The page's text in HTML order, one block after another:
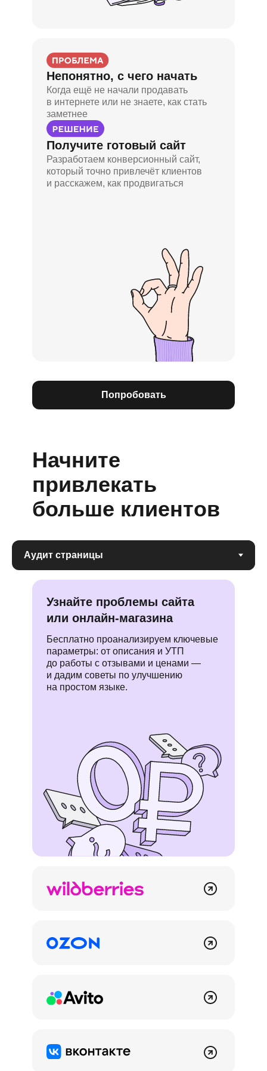
Непонятно, с чего начать
Когда ещё не начали продавать
в интернете или не знаете, как стать
заметнее
Получите готовый сайт
Разработаем конверсионный сайт,
который точно привлечёт клиентов
и расскажем, как продвигаться
Попробовать
Начните
привлекать
больше клиентов
Узнайте проблемы сайта
или онлайн-магазина
Бесплатно проанализируем ключевые
параметры: от описания и УТП
до работы с отзывами и ценами —
и дадим советы по улучшению
на простом языке.